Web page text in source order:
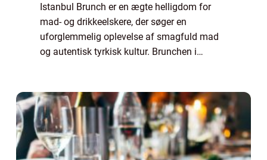
Istanbul Brunch er en ægte helligdom for
mad- og drikkeelskere, der søger en
uforglemmelig oplevelse af smagfuld mad
og autentisk tyrkisk kultur. Brunchen i
muligt fo...